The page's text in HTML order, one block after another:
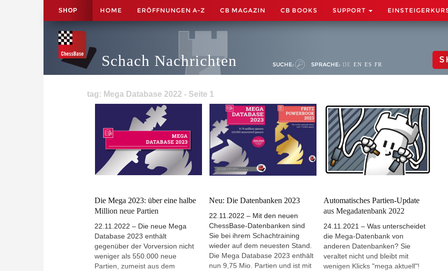
SHOP HOME ERÖFFNUNGEN A-Z CB MAGAZIN CB BOOKS SUPPORT
Schach Nachrichten SUCHE: SPRACHE: DE EN ES FR
tag: Mega Database 2022 - Seite 1
Die Mega 2023: über eine halbe
Million neue Partien
22.11.2022 – Die neue Mega
Database 2023 enthält
gegenüber der Vorversion nicht
weniger als 550.000 neue
Partien, zumeist aus dem
Neu: Die Datenbanken 2023
22.11.2022 – Mit den neuen
ChessBase-Datenbanken sind
Sie bei ihrem Schachtraining
wieder auf dem neuesten Stand.
Die Mega Database 2023 enthält
nun 9,75 Mio. Partien und ist mit
Automatisches Partien-Update
aus Megadatenbank 2022
24.11.2021 – Was unterscheidet
die Mega-Datenbank von
anderen Datenbanken? Sie
veraltet nicht und bleibt mit
wenigen Klicks "mega aktuell"!